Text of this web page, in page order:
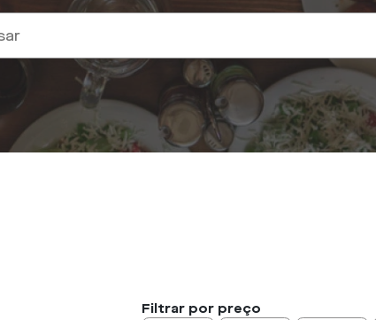
Filtrar por preço